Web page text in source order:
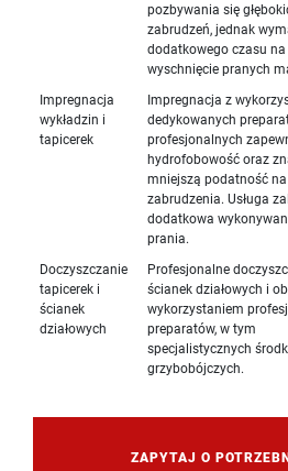
pozbywania się
zabrudzeń, jednak
dodatkowego czasu na
wyschnięcie pranych
Impregnacja
wykładzin i
tapicerek
Impregnacja z
dedykowanych
profesjonalnych
hydrofobowość oraz
mniejszą podatność na
zabrudzenia. Usługa
dodatkowa
prania.
Doczyszczanie
tapicerek i
ścianek
działowych
Profesjonalne
ścianek działowych i
wykorzystaniem
preparatów, w tym
specjalistycznych
grzybobójczych.
ZAPYTAJ O